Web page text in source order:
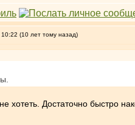
(10 лет тому назад)
хотеть. Достаточно быстро